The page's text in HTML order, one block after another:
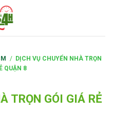
/
DỊCH VỤ CHUYỂN NHÀ TRỌN
QUẬN 8
TRỌN GÓI GIÁ RẺ